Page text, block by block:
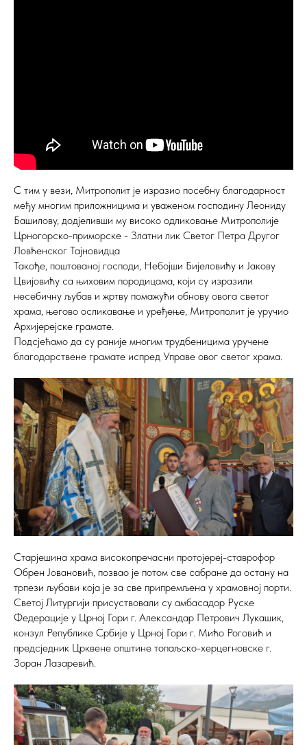
С тим у вези, Митрополит је изразио посебну благодарност
међу многим приложницима и уваженом господину Леониду
Башилову, додјеливши му високо одликовање Митрополије
Црногорско-приморске - Златни лик Светог Петра Другог
Ловћенског Тајновидца
Такође, поштованој господи, Небојши Бијеловићу и Јакову
Цвијовићу са њиховим породицама, који су изразили
несебичну љубав и жртву помажући обнову овога светог
храма, његово осликавање и уређење, Митрополит је уручио
Архијерејске грамате.
Подсјећамо да су раније многим трудбеницима уручене
благодарствене грамате испред Управе овог светог храма.
Старјешина храма високопречасни протојереј-ставрофор
Обрен Јовановић, позвао је потом све сабране да остану на
трпези љубави која је за све припремљена у храмовној порти.
Светој Литургији присуствовали су амбасадор Руске
Федерације у Црној Гори г. Александар Петрович Лукашик,
конзул Републике Србије у Црној Гори г. Мићо Роговић и
предсједник Црквене општине топаљско-херцегновске г.
Зоран Лазаревић.